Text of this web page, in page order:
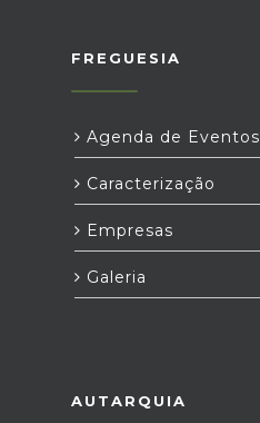
FREGUESIA
Agenda de Eventos
Caracterização
Empresas
Galeria
AUTARQUIA